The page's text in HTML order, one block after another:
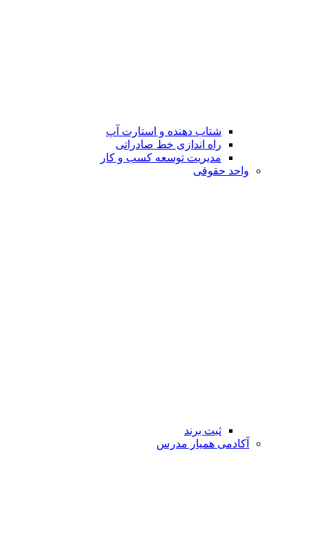
شتاب دهنده و استارت آپ
راه اندازی خط صادراتی
مدیریت توسعه کسب و کار
واحد حقوقی
ثبت برند
آکادمی همیار مدرس